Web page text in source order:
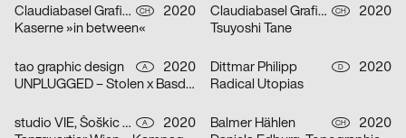
Claudiabasel Grafik & Interaktion CH
2020
Kaserne »in between«
Claudiabasel Grafik & Interaktion CH
2020
Tsuyoshi Tane
tao graphic design A
2020
UNPLUGGED – Stolen x Basdban
Dittmar Philipp D
2020
Radical Utopias
studio VIE, Šoškic Katarina, Scherabon Herwig A
2020
Balmer Hählen CH
2020